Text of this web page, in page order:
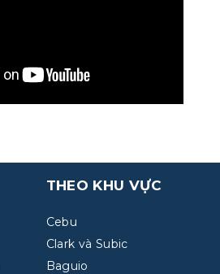
THEO KHU VỰC
Cebu
Clark và Subic
Baguio